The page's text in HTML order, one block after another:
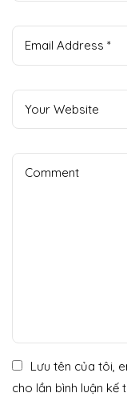
Lưu tên của tôi,
cho lần bình luận kế